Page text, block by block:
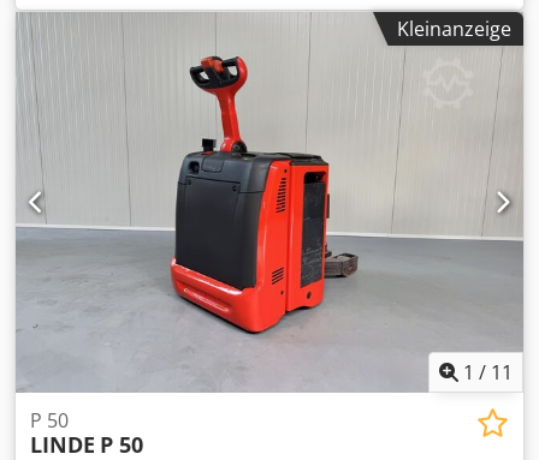
Kategorie: Gebraucht Tragkraft: 8000 kg Baujahr: 2016
Betriebsstunden: 2586 Stunden Batterie: Komplett NEU *
48V / 375Ah * Baujahr 2026 Cedpfxezq Unnj Apverf
Ausstattung: VOLLE Kabine!! HEIZUNG!!
Kleinanzeige
1 / 11
P 50
LINDE P 50